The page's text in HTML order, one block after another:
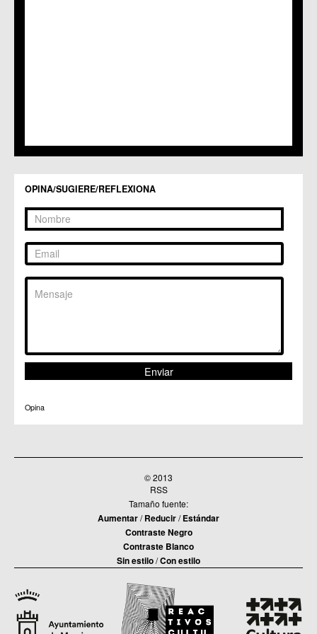
C.C. Zarandona
OPINA/SUGIERE/REFLEXIONA
Opina
© 2013
RSS
Tamaño fuente:
Aumentar/Reducir/Estándar
Contraste Negro
Contraste Blanco
Sin estilo/Con estilo